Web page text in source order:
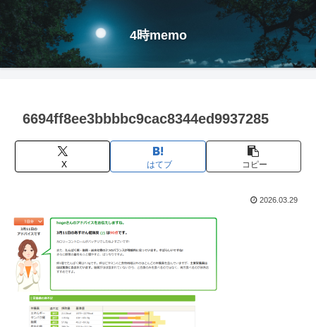
4時memo
6694ff8ee3bbbbc9cac8344ed9937285
X はてブ コピー
2026.03.29